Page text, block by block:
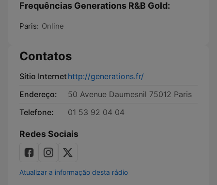
Frequências Generations R&B Gold:
Paris: Online
Contatos
Sítio Internethttp://generations.fr/
Endereço:
50 Avenue Daumesnil 75012 Paris
Telefone:
01 53 92 04 04
Redes Sociais
Atualizar a informação desta rádio